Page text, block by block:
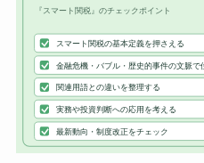
『スマート関税』のチェックポイント
スマート関税の基本定義を押さえる
金融危機・バブル・歴史的事件の文脈で
関連用語との違いを整理する
実務や投資判断への応用を考える
最新動向・制度改正をチェック